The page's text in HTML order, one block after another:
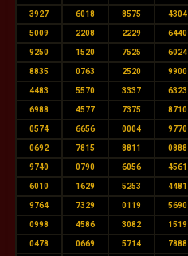
3927 6018 8575 4304
5009 2208 2229 6440
9250 1520 7525 6024
8835 0763 2520 9900
4483 5570 3337 6323
6988 4577 7375 8710
0574 6656 0004 9770
0692 7815 8811 0888
9740 0790 6056 4561
6010 1629 5253 4481
9764 7329 0119 5690
0998 4586 3082 1519
0478 0669 5714 7888